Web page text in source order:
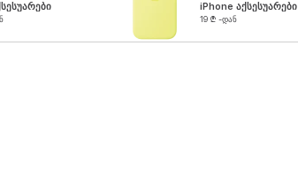
iPhone აქსესუარები
19 ₾ -დან